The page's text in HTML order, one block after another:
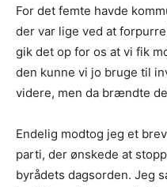
For det femte havde
der var lige ved at
gik det op for os at vi fik
den kunne vi jo bruge til
videre, men da brændte
Endelig modtog jeg et
parti, der ønskede at
byrådets dagsorden. Jeg